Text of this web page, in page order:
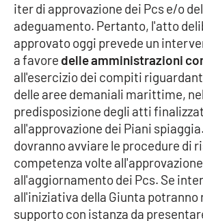
Venti di comunicazione
STREAMING
LaC TV
LaC Network
LaC OnAir
iter di approvazione dei Pcs e/o
adeguamento. Pertanto, l'atto
approvato oggi prevede un
a favore delle amministrazioni
all'esercizio dei compiti
delle aree demaniali marittime,
predisposizione degli atti
all'approvazione dei Piani
dovranno avviare le procedure di
competenza volte
all'aggiornamento dei Pcs. Se
all'iniziativa della Giunta potranno
supporto con istanza da